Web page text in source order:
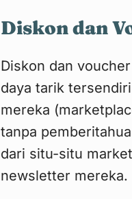
Diskon dan
Diskon dan
daya tarik
mereka
tanpa
dari situ-situ
newsletter mereka.